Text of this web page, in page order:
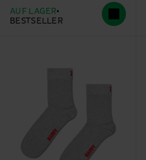
AUF LAGER
BESTSELLER